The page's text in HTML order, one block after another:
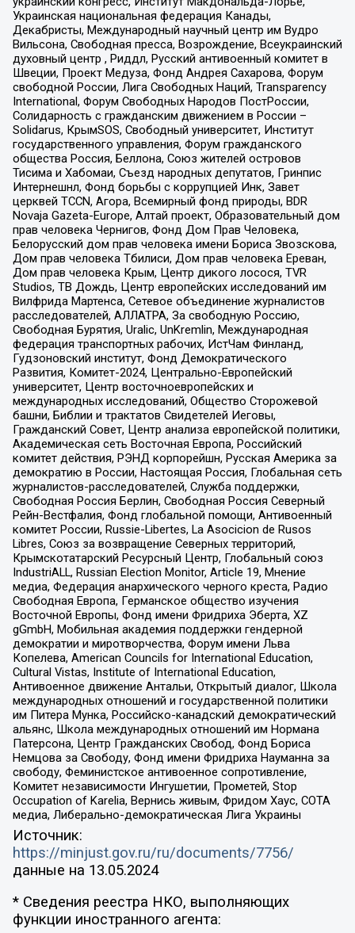
Украинская национальная федерация Канады,
Декабристы, Международный научный центр им Вудро
Вильсона, Свободная пресса, Возрождение, Всеукраинский
духовный центр , Риддл, Русский антивоенный комитет в
Швеции, Проект Медуза, Фонд Андрея Сахарова, Форум
свободной России, Лига Свободных Наций, Transparеncy
International, Форум Свободных Народов ПостРоссии,
Солидарность с гражданским движением в России –
Solidarus, КрымSOS, Свободный университет, Институт
государственного управления, Форум гражданского
общества Россия, Беллона, Союз жителей островов
Тисима и Хабомаи, Съезд народных депутатов, Гринпис
Интернешнл, Фонд борьбы с коррупцией Инк, Завет
церквей TCCN, Агора, Всемирный фонд природы, BDR
Novaja Gazeta-Europe, Алтай проект, Образовательный дом
прав человека Чернигов, Фонд Дом Прав Человека,
Белорусский дом прав человека имени Бориса Звозскова,
Дом прав человека Тбилиси, Дом прав человека Ереван,
Дом прав человека Крым, Центр дикого лосося, TVR
Studios, ТВ Дождь, Центр европейских исследований им
Вилфрида Мартенса, Сетевое объединение журналистов
расследователей, АЛЛАТРА, За свободную Россию,
Свободная Бурятия, Uralic, UnKremlin, Международная
федерация транспортных рабочих, ИстЧам Финланд,
Гудзоновский институт, Фонд Демократического
Развития, Комитет-2024, Центрально-Европейский
университет, Центр восточноевропейских и
международных исследований, Общество Сторожевой
башни, Библии и трактатов Свидетелей Иеговы,
Гражданский Совет, Центр анализа европейской политики,
Академическая сеть Восточная Европа, Российский
комитет действия, РЭНД корпорейшн, Русская Америка за
демократию в России, Настоящая Россия, Глобальная сеть
журналистов-расследователей, Служба поддержки,
Свободная Россия Берлин, Свободная Россия Северный
Рейн-Вестфалия, Фонд глобальной помощи, Антивоенный
комитет России, Russie-Libertes, La Asocicion de Rusos
Libres, Союз за возвращение Северных территорий,
Крымскотатарский Ресурсный Центр, Глобальный союз
IndustriALL, Russian Election Monitor, Article 19, Мнение
медиа, Федерация анархического черного креста, Радио
Свободная Европа, Германское общество изучения
Восточной Европы, Фонд имени Фридриха Эберта, XZ
gGmbH, Мобильная академия поддержки гендерной
демократии и миротворчества, Форум имени Льва
Копелева, American Councils for International Education,
Cultural Vistas, Institute of International Education,
Антивоенное движение Антальи, Открытый диалог, Школа
международных отношений и государственной политики
им Питера Мунка, Российско-канадский демократический
альянс, Школа международных отношений им Нормана
Патерсона, Центр Гражданских Свобод, Фонд Бориса
Немцова за Свободу, Фонд имени Фридриха Науманна за
свободу, Феминистское антивоенное сопротивление,
Комитет независимости Ингушетии, Прометей, Stop
Occupation of Karelia, Вернись живым, Фридом Хаус, СОТА
медиа, Либерально-демократическая Лига Украины
Источник:
https://minjust.gov.ru/ru/documents/7756/
данные на 13.05.2024
* Сведения реестра НКО, выполняющих
функции иностранного агента: